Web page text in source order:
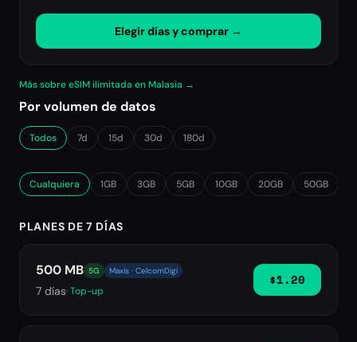
Elegir días y comprar →
Más sobre eSIM ilimitada en Malasia →
Por volumen de datos
Todos 7d 15d 30d 180d
Cualquiera 1GB 3GB 5GB 10GB 20GB 50GB
PLANES DE 7 DÍAS
500 MB 5G Maxis · CelcomDigi
7 días· Top-up
$1.20